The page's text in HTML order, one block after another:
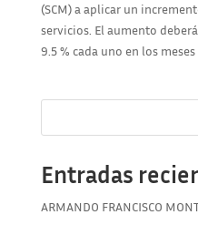
(SCM) a aplicar un
servicios. El aumento
9.5 % cada uno en los meses
Entradas
ARMANDO FRANCISCO